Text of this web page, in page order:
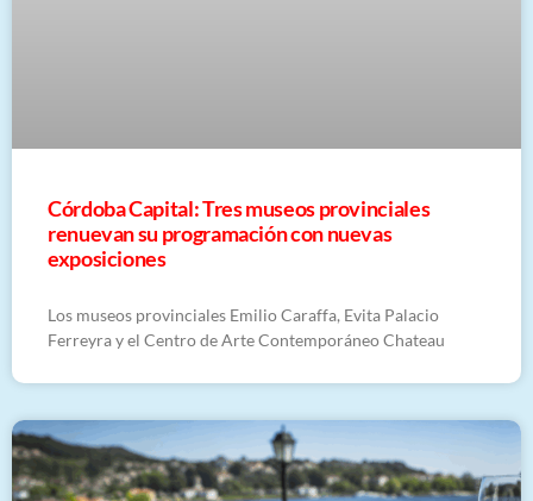
Córdoba Capital: Tres museos provinciales
renuevan su programación con nuevas
exposiciones
Los museos provinciales Emilio Caraffa, Evita Palacio
Ferreyra y el Centro de Arte Contemporáneo Chateau